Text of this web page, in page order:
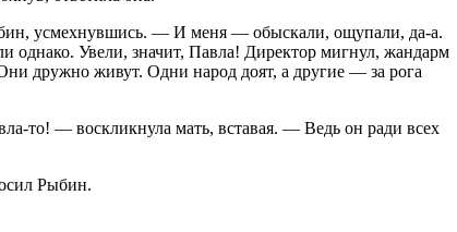
усмехнувшись. — И меня — обыскали, ощупали, да-а.
Увели, значит, Павла! Директор мигнул, жандарм
дружно живут. Одни народ доят, а другие — за рога
то! — воскликнула мать, вставая. — Ведь он ради всех
Рыбин.